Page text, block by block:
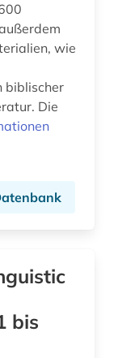
wie
biblischer
Die
bis